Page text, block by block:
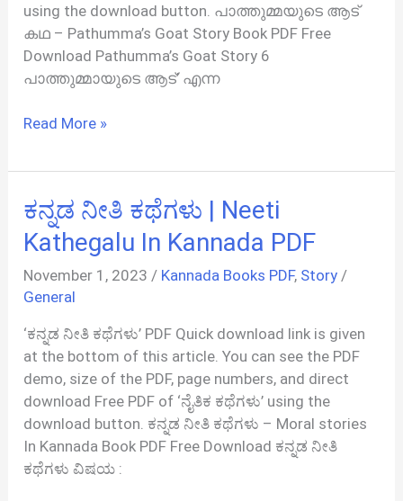
using the download button. പാത്തുമ്മയുടെ ആട്
കഥ – Pathumma’s Goat Story Book PDF Free
Download Pathumma’s Goat Story 6
പാത്തുമ്മായുടെ ആട്’ എന്ന
പാത്തുമ്മയുടെ
കഥ
Pathummayude
Aadu
In
Malayalam
Read More »
ಕನ್ನಡ ನೀತಿ ಕಥೆಗಳು | Neeti
Kathegalu In Kannada PDF
November 1, 2023 / Kannada Books PDF, Story /
General
‘ಕನ್ನಡ ನೀತಿ ಕಥೆಗಳು’ PDF Quick download link is given
at the bottom of this article. You can see the PDF
demo, size of the PDF, page numbers, and direct
download Free PDF of ‘ನೈತಿಕ ಕಥೆಗಳು’ using the
download button. ಕನ್ನಡ ನೀತಿ ಕಥೆಗಳು – Moral stories
In Kannada Book PDF Free Download ಕನ್ನಡ ನೀತಿ
ಕಥೆಗಳು ವಿಷಯ :